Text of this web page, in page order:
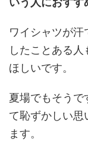
ワイシャツが
したことある
ほしいです。
夏場でもそうで
て恥ずかしい思
ます。